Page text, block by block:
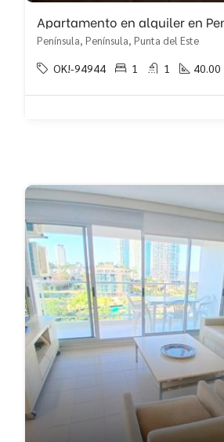
Apartamento en alquiler en
Península, Península, Punta del Este
OK!-94944 1 1 40.00